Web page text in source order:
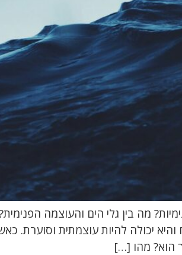
מה בין גלי הים והעוצמה
והיא יכולה להיות עוצמתית
הוא? מהו […]